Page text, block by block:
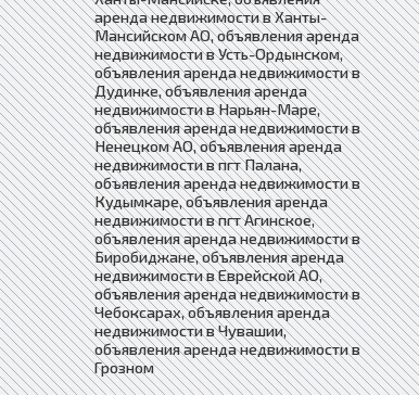
аренда недвижимости в Ханты-
Мансийском АО, объявления аренда
недвижимости в Усть-Ордынском,
объявления аренда недвижимости в
Дудинке, объявления аренда
недвижимости в Нарьян-Маре,
объявления аренда недвижимости в
Ненецком АО, объявления аренда
недвижимости в пгт Палана,
объявления аренда недвижимости в
Кудымкаре, объявления аренда
недвижимости в пгт Агинское,
объявления аренда недвижимости в
Биробиджане, объявления аренда
недвижимости в Еврейской АО,
объявления аренда недвижимости в
Чебоксарах, объявления аренда
недвижимости в Чувашии,
объявления аренда недвижимости в
Грозном